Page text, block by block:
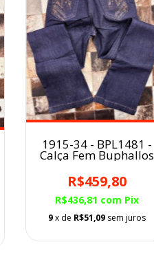
1915-34 - BPL1481 -
Calça Fem Buphallos
R$459,80
R$436,81 com Pix
9x de R$51,09 sem juros